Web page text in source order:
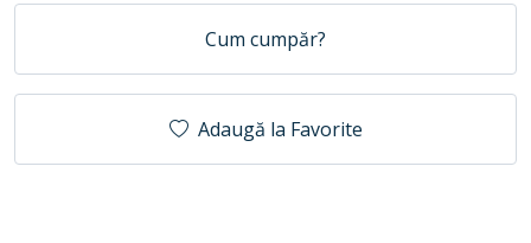
Cum cumpăr?
Adaugă la Favorite